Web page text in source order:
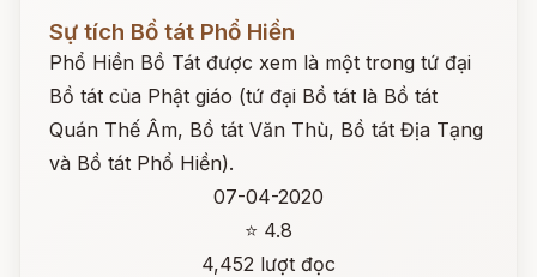
Sự tích Bồ tát Phổ Hiền
Phổ Hiền Bồ Tát được xem là một trong tứ đại
Bồ tát của Phật giáo (tứ đại Bồ tát là Bồ tát
Quán Thế Âm, Bồ tát Văn Thù, Bồ tát Địa Tạng
và Bồ tát Phổ Hiền).
07-04-2020
⭐ 4.8
4,452 lượt đọc